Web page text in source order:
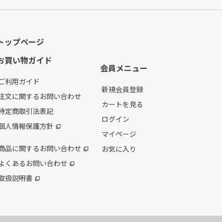
ップページ
買い物ガイド
利用ガイド
文に関するお問い合わせ
定商取引法表記
人情報保護方針
品に関するお問い合わせ
くあるお問い合わせ
扱説明書
会員メニュー
新規会員登録
カートを見る
ログイン
マイページ
お気に入り